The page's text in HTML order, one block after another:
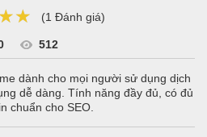
(1 Đánh giá)
512
dành cho mọi người sử dụng dịch
dễ dàng. Tính năng đầy đủ, có đủ
chuẩn cho SEO.